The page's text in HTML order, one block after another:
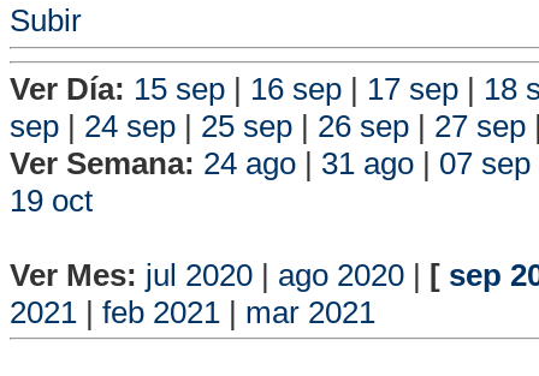
Subir
Ver Día: 15 sep | 16 sep | 17 sep | 18
sep | 24 sep | 25 sep | 26 sep | 27 sep
Ver Semana: 24 ago | 31 ago | 07 sep
19 oct
Ver Mes: jul 2020 | ago 2020 | [ sep
2021 | feb 2021 | mar 2021